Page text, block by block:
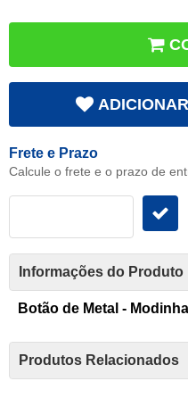
Frete e Prazo
Calcule o frete e o prazo de
Informações do Produto
Botão de Metal - Modinha
Produtos Relacionados